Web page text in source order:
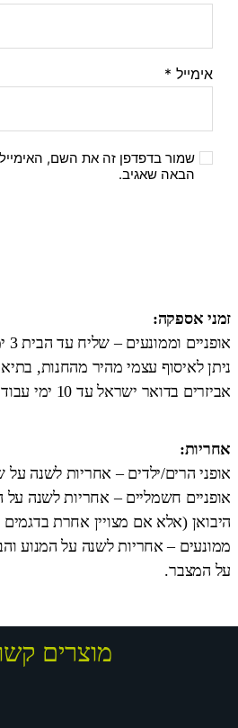
אימייל *
שמור בדפדפן זה את השם,
הבאה שאגיב.
זמני אספקה:
אופניים וממונעים – שליח עד הבית 3 ימי עסקים
ניתן לאיסוף עצמי מהיר מהחנות,
אביזרים בדואר ישראל עד 10 ימי עבודה.
אחריות:
אופני הרים/ילדים – אחריות לשנה על
אופניים חשמליים – אחריות לשנה על
היבואן (אלא אם מצויין אחרת בדגמים
על המצבר.
מוצרים